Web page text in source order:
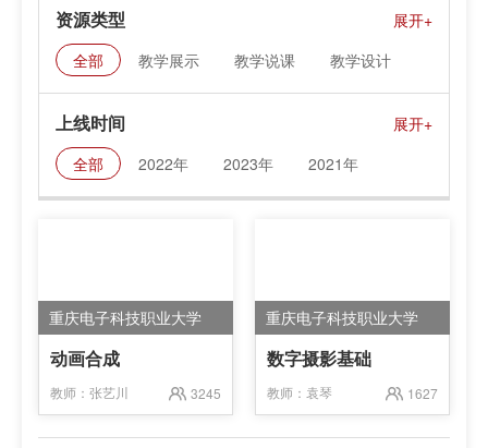
资源类型
全部 教学展示 教学说课
教学设计
上线时间
全部 2022年 2023年 2021年
重庆电子科技职业大学
动画合成
教师： 张艺川 3245
重庆电子科技职业大学
数字摄影基础
教师： 袁琴 1627